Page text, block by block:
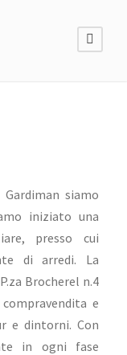
siamo
iniziato una
presso cui
di arredi. La
Brocherel n.4
e
e dintorni. Con
in ogni fase